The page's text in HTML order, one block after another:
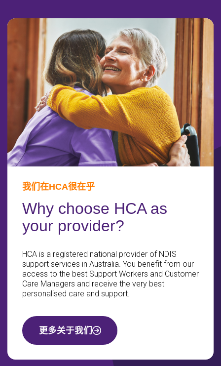
我们在HCA很在乎
Why choose HCA as
your provider?
HCA is a registered national provider of NDIS
support services in Australia. You benefit from our
access to the best Support Workers and Customer
Care Managers and receive the very best
personalised care and support.
更多关于我们